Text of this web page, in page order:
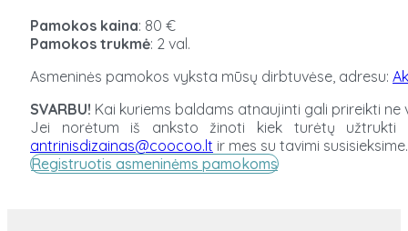
Pamokos kaina: 80 €
Pamokos trukmė: 2 val.
Asmeninės pamokos vyksta mūsų dirbtuvėse, adresu:
SVARBU! Kai kuriems baldams atnaujinti gali prireikti ne
Jei norėtum iš anksto žinoti kiek turėtų užtrukti
antrinisdizainas@coocoo.lt ir mes su tavimi
Registruotis asmeninėms pamokoms